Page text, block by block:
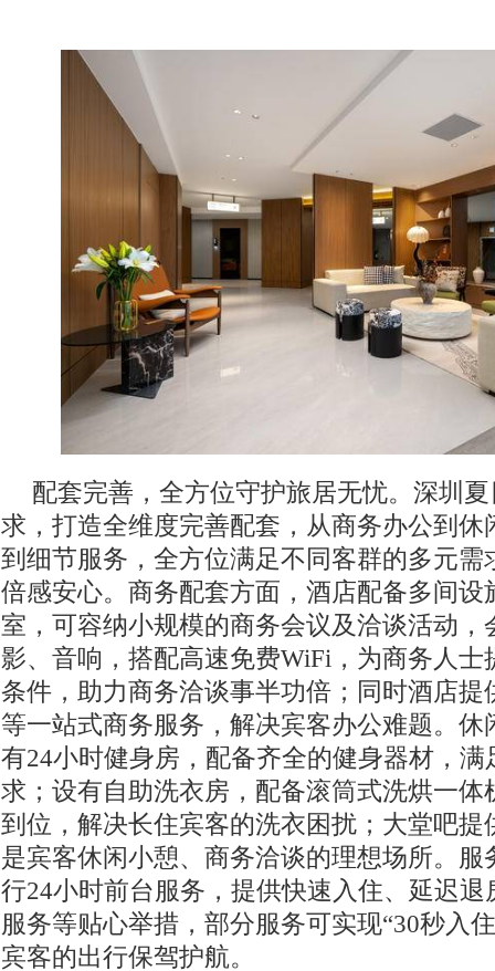
配套完善，全方位守护旅居无忧。深圳
求，打造全维度完善配套，从商务办公到休
到细节服务，全方位满足不同客群的多元需
倍感安心。商务配套方面，酒店配备多间设
室，可容纳小规模的商务会议及洽谈活动，
影、音响，搭配高速免费WiFi，为商务人士
条件，助力商务洽谈事半功倍；同时酒店提
等一站式商务服务，解决宾客办公难题。休
有24小时健身房，配备齐全的健身器材，
求；设有自助洗衣房，配备滚筒式洗烘一体
到位，解决长住宾客的洗衣困扰；大堂吧提
是宾客休闲小憩、商务洽谈的理想场所。服
行24小时前台服务，提供快速入住、延迟
服务等贴心举措，部分服务可实现“30秒入
宾客的出行保驾护航。